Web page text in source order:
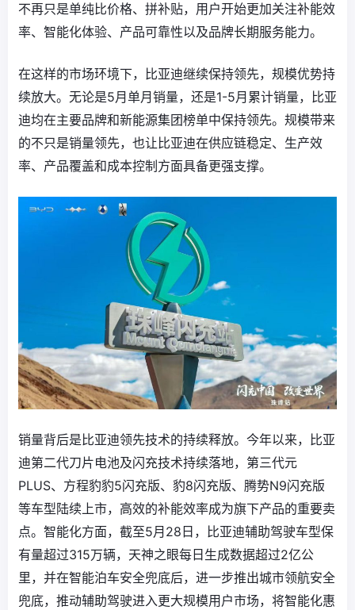
不再只是单纯比价格、拼补贴，用户开始更加关注补能效
率、智能化体验、产品可靠性以及品牌长期服务能力。
在这样的市场环境下，比亚迪继续保持领先，规模优势持
续放大。无论是5月单月销量，还是1-5月累计销量，比亚
迪均在主要品牌和新能源集团榜单中保持领先。规模带来
的不只是销量领先，也让比亚迪在供应链稳定、生产效
率、产品覆盖和成本控制方面具备更强支撑。
销量背后是比亚迪领先技术的持续释放。今年以来，比亚
迪第二代刀片电池及闪充技术持续落地，第三代元
PLUS、方程豹豹5闪充版、豹8闪充版、腾势N9闪充版
等车型陆续上市，高效的补能效率成为旗下产品的重要卖
点。智能化方面，截至5月28日，比亚迪辅助驾驶车型保
有量超过315万辆，天神之眼每日生成数据超过2亿公
里，并在智能泊车安全兜底后，进一步推出城市领航安全
兜底，推动辅助驾驶进入更大规模用户市场，将智能化惠